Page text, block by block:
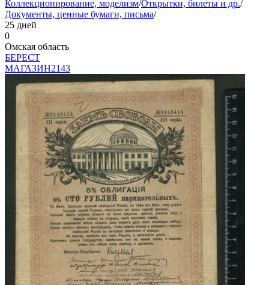
Коллекционирование, моделизм/Открытки, билеты и др./
Документы, ценные бумаги, письма/
25 дней
0
Омская область
БEPECT
МАГАЗИН2143